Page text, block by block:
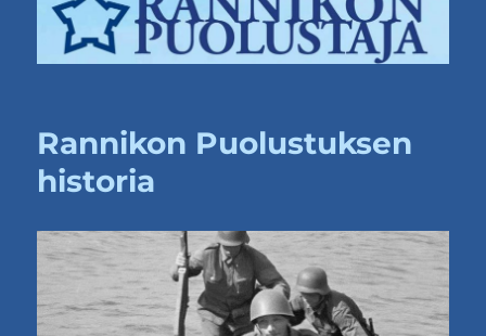
Rannikon Puolustuksen
historia